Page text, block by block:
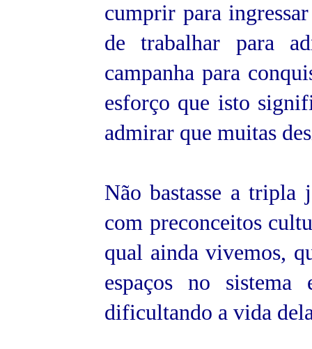
cumprir para
de trabalhar para
campanha para
esforço que isto
admirar que muitas
Não bastasse a tripla
com preconceitos
qual ainda vivemos,
espaços no
dificultando a vida